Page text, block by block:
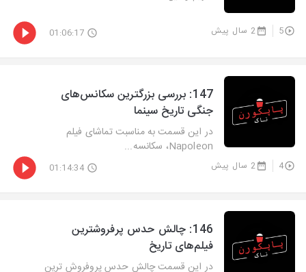
5 2 سال پیش 01:06:17
‫147: بررسی بزرگترین سکانس‌های
جنگی تاریخ سینما
در این قسمت به مناسبت تماشای فیلم
Napoleon، سکانسه...
4 2 سال پیش 01:14:34
‫146: چالش حدس پرفروشترین
فیلم‌های تاریخ
در این قسمت چالش حدس پروفروش ترین